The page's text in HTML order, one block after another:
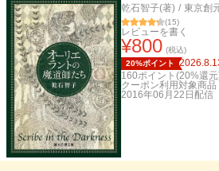
乾石智子(著) / 東京創
(15)
レビューを書く
¥800 (税込)
20%ポイント
160ポイント(20%還
クーポン利用対象商品
2016年06月22日 配信